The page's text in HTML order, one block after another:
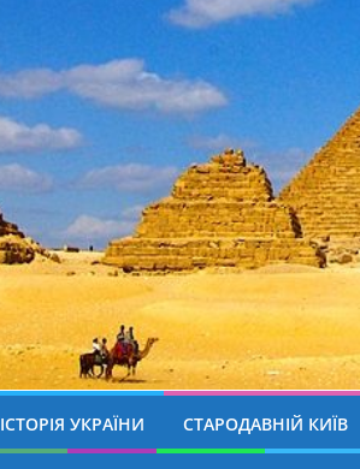
ІСТОРІЯ УКРАЇНИ СТАРОДАВНІЙ КИЇВ